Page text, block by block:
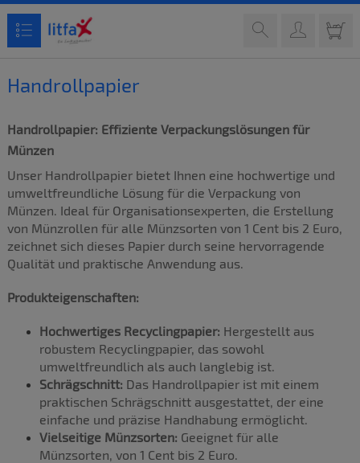
Handrollpapier
Handrollpapier: Effiziente Verpackungslösungen für
Münzen
Unser Handrollpapier bietet Ihnen eine hochwertige und
umweltfreundliche Lösung für die Verpackung von
Münzen. Ideal für Organisationsexperten, die Erstellung
von Münzrollen für alle Münzsorten von 1 Cent bis 2 Euro,
zeichnet sich dieses Papier durch seine hervorragende
Qualität und praktische Anwendung aus.
Produkteigenschaften:
Hochwertiges Recyclingpapier: Hergestellt aus
robustem Recyclingpapier, das sowohl
umweltfreundlich als auch langlebig ist.
Schrägschnitt: Das Handrollpapier ist mit einem
praktischen Schrägschnitt ausgestattet, der eine
einfache und präzise Handhabung ermöglicht.
Vielseitige Münzsorten: Geeignet für alle
Münzsorten, von 1 Cent bis 2 Euro.